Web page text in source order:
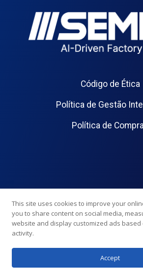
Código de Ética
Política de Gestão
Política de
This site uses cookies to improve your
you to share content on social media,
website and display customized ads
activity.
Accept